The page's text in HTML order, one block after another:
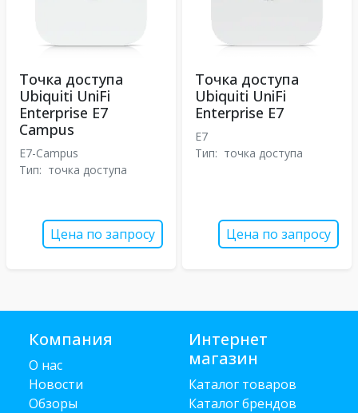
Точка доступа
Ubiquiti UniFi
Enterprise E7
Campus
E7-Campus
Тип: точка доступа
Цена по запросу
Точка доступа
Ubiquiti UniFi
Enterprise E7
E7
Тип: точка доступа
Цена по запросу
Компания
О нас
Новости
Обзоры
Интернет
магазин
Каталог товаров
Каталог брендов